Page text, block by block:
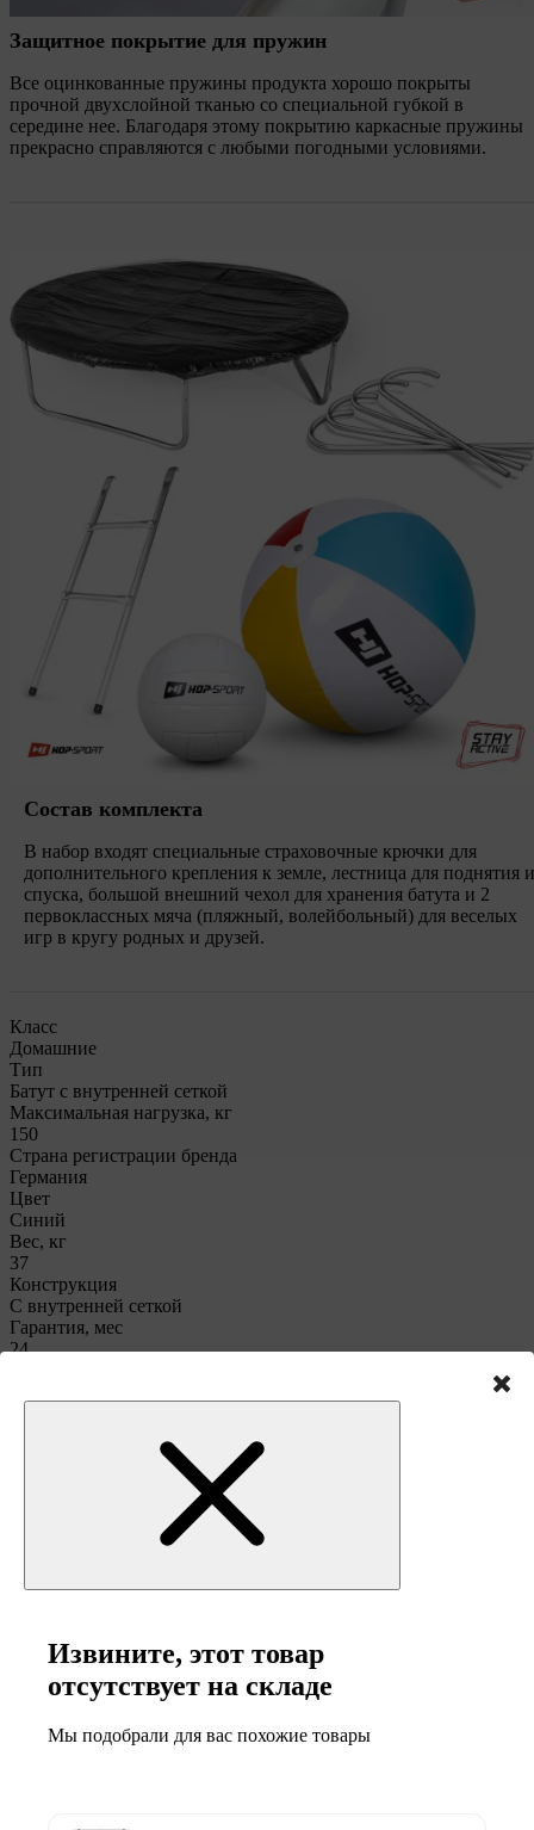
Защитное покрытие для пружин
Все оцинкованные пружины продукта хорошо покрыты
прочной двухслойной тканью со специальной губкой в
середине нее. Благодаря этому покрытию каркасные пружины
прекрасно справляются с любыми погодными условиями.
Состав комплекта
В набор входят специальные страховочные крючки для
дополнительного крепления к земле, лестница для поднятия и
спуска, большой внешний чехол для хранения батута и 2
первоклассных мяча (пляжный, волейбольный) для веселых
игр в кругу родных и друзей.
Класс
Домашние
Тип
Батут с внутренней сеткой
Максимальная нагрузка, кг
150
Страна регистрации бренда
Германия
Цвет
Синий
Вес, кг
37
Конструкция
С внутренней сеткой
Гарантия, мес
24
Количество пружин
Круглая
Высота с защитной сеткой, см
Извините, этот товар
отсутствует на складе
Мы подобрали для вас похожие товары